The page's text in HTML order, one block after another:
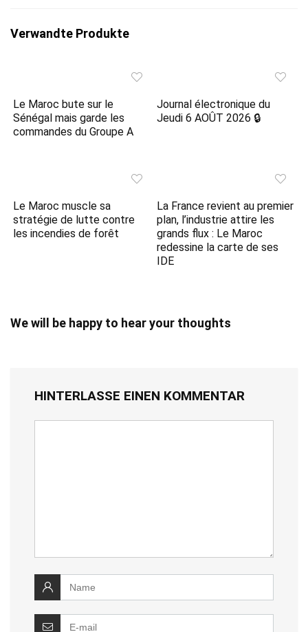
Verwandte Produkte
Le Maroc bute sur le
Sénégal mais garde les
commandes du Groupe A
Journal électronique du
Jeudi 6 AOÛT 2026 🔒
Le Maroc muscle sa
stratégie de lutte contre
les incendies de forêt
La France revient au premier
plan, l’industrie attire les
grands flux : Le Maroc
redessine la carte de ses
IDE
We will be happy to hear your thoughts
HINTERLASSE EINEN KOMMENTAR